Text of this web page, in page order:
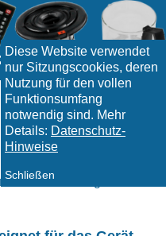
Diese Website verwendet
nur Sitzungscookies, deren
Nutzung für den vollen
Funktionsumfang
notwendig sind. Mehr
Details: Datenschutz-
Hinweise
Schließen
/ Dunstabzugshaube